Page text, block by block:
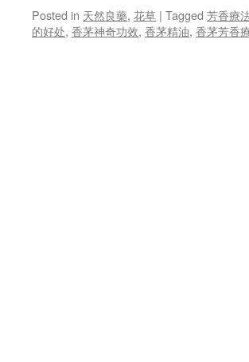
Posted in 天然良藥, 花草 | Tagged 芳香療
的好处, 香茅神奇功效, 香茅精油, 香茅芳香